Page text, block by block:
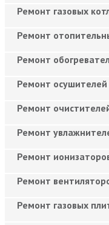
Ремонт газовых
Ремонт
Ремонт
Ремонт осушителей
Ремонт
Ремонт
Ремонт
Ремонт
Ремонт газовых